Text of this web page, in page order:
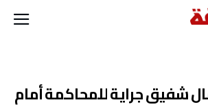
شفيق جراية للمحاكمة أمام